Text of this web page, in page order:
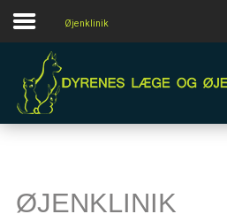
Forside
Almen praksis
Øjenklinik
Øjenklinik
ØJENKLINIK